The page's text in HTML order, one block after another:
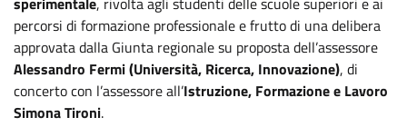
percorsi di formazione professionale e frutto di una delibera
approvata dalla Giunta regionale su proposta dell’assessore
Alessandro Fermi (Università, Ricerca, Innovazione), di
concerto con l’assessore all’Istruzione, Formazione e Lavoro
Simona Tironi.